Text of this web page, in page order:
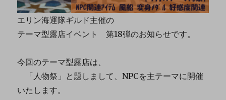
エリン海運隊ギルド主催の
テーマ型露店イベント 第18弾のお知らせです。
今回のテーマ型露店は、
「人物祭」と題しまして、NPCを主テーマに開催
いたします。